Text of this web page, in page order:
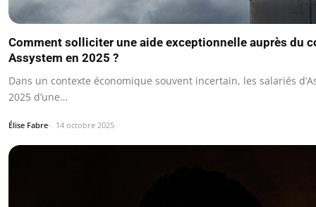
Comment solliciter une aide exceptionnelle auprès du
Assystem en 2025 ?
Dans un contexte économique souvent incertain, les salariés
2025 d’une…
Élise Fabre 14 octobre 2025